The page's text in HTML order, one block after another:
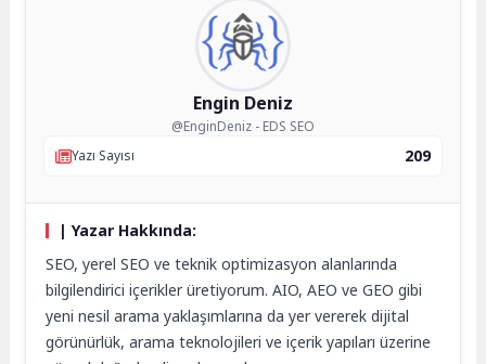
Engin Deniz
@EnginDeniz - EDS SEO
Yazı Sayısı
209
| Yazar Hakkında:
SEO, yerel SEO ve teknik optimizasyon alanlarında
bilgilendirici içerikler üretiyorum. AIO, AEO ve GEO gibi
yeni nesil arama yaklaşımlarına da yer vererek dijital
görünürlük, arama teknolojileri ve içerik yapıları üzerine